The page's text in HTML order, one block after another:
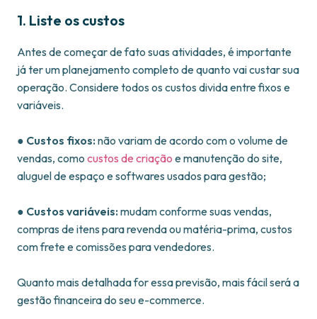
1. Liste os custos
Antes de começar de fato suas atividades, é importante
já ter um planejamento completo de quanto vai custar sua
operação. Considere todos os custos divida entre fixos e
variáveis.
● Custos fixos: não variam de acordo com o volume de
vendas, como custos de criação e manutenção do site,
aluguel de espaço e softwares usados para gestão;
● Custos variáveis: mudam conforme suas vendas,
compras de itens para revenda ou matéria-prima, custos
com frete e comissões para vendedores.
Quanto mais detalhada for essa previsão, mais fácil será a
gestão financeira do seu e-commerce.